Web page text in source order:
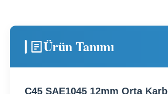
Ürün Tanımı
C45 SAE1045 12mm Orta